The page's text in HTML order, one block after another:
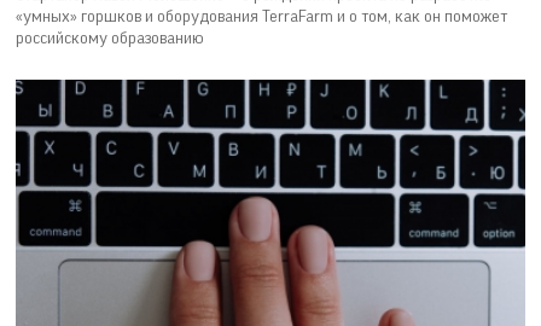
«умных» горшков и оборудования TerraFarm и о том, как он поможет
российскому образованию